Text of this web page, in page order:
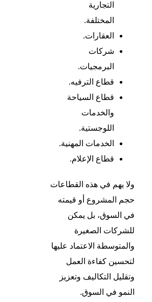
التجارية
المختلفة.
العقارات.
شركات
البرمجيات.
قطاع الترفيه.
قطاع السياحة
والخدمات
اللوجستية.
الخدمات المهنية.
قطاع الإعلام.
ولا يهم في هذه القطاعات
حجم المشروع أو قيمته
في السوق، بل يمكن
للشركات الصغيرة
والمتوسطة الاعتماد عليها
لتحسين كفاءة العمل
وتقليل التكاليف وتعزيز
النمو في السوق.